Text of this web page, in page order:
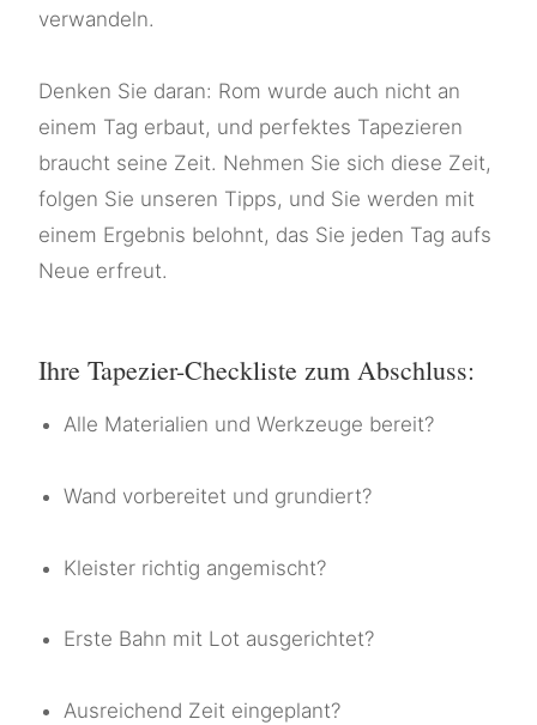
verwandeln.
Denken Sie daran: Rom wurde auch nicht an
einem Tag erbaut, und perfektes Tapezieren
braucht seine Zeit. Nehmen Sie sich diese Zeit,
folgen Sie unseren Tipps, und Sie werden mit
einem Ergebnis belohnt, das Sie jeden Tag aufs
Neue erfreut.
Ihre Tapezier-Checkliste zum Abschluss:
Alle Materialien und Werkzeuge bereit?
Wand vorbereitet und grundiert?
Kleister richtig angemischt?
Erste Bahn mit Lot ausgerichtet?
Ausreichend Zeit eingeplant?